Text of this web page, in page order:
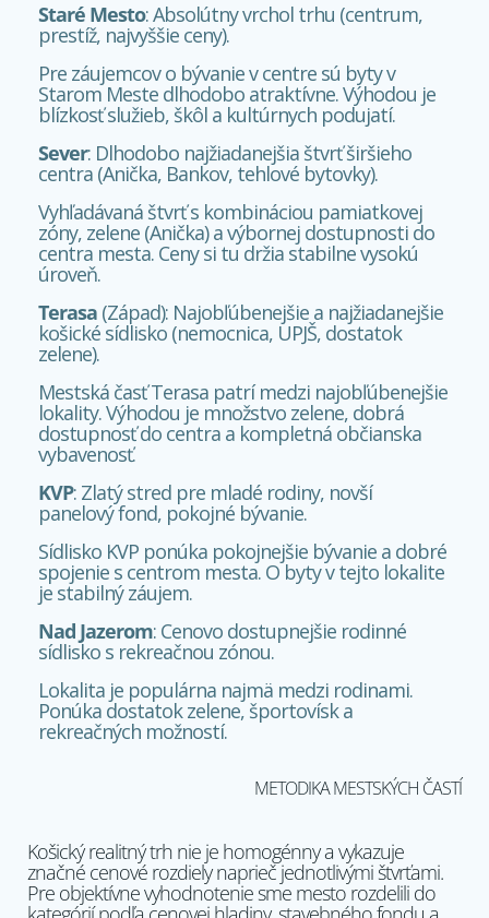
Staré Mesto: Absolútny vrchol trhu (centrum,
prestíž, najvyššie ceny).
Pre záujemcov o bývanie v centre sú byty v
Starom Meste dlhodobo atraktívne. Výhodou je
blízkosť služieb, škôl a kultúrnych podujatí.
Sever: Dlhodobo najžiadanejšia štvrť širšieho
centra (Anička, Bankov, tehlové bytovky).
Vyhľadávaná štvrť s kombináciou pamiatkovej
zóny, zelene (Anička) a výbornej dostupnosti do
centra mesta. Ceny si tu držia stabilne vysokú
úroveň.
Terasa (Západ): Najobľúbenejšie a najžiadanejšie
košické sídlisko (nemocnica, UPJŠ, dostatok
zelene).
Mestská časť Terasa patrí medzi najobľúbenejšie
lokality. Výhodou je množstvo zelene, dobrá
dostupnosť do centra a kompletná občianska
vybavenosť.
KVP: Zlatý stred pre mladé rodiny, novší
panelový fond, pokojné bývanie.
Sídlisko KVP ponúka pokojnejšie bývanie a dobré
spojenie s centrom mesta. O byty v tejto lokalite
je stabilný záujem.
Nad Jazerom: Cenovo dostupnejšie rodinné
sídlisko s rekreačnou zónou.
Lokalita je populárna najmä medzi rodinami.
Ponúka dostatok zelene, športovísk a
rekreačných možností.
METODIKA MESTSKÝCH ČASTÍ
Košický realitný trh nie je homogénny a vykazuje
značné cenové rozdiely naprieč jednotlivými štvrťami.
Pre objektívne vyhodnotenie sme mesto rozdelili do